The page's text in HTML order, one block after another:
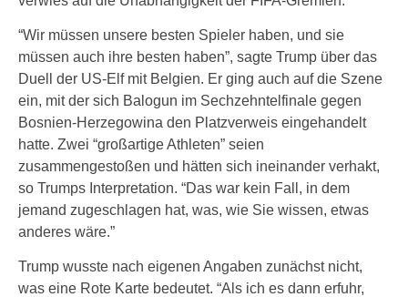
“Wir müssen unsere besten Spieler haben, und sie
müssen auch ihre besten haben”, sagte Trump über das
Duell der US-Elf mit Belgien. Er ging auch auf die Szene
ein, mit der sich Balogun im Sechzehntelfinale gegen
Bosnien-Herzegowina den Platzverweis eingehandelt
hatte. Zwei “großartige Athleten” seien
zusammengestoßen und hätten sich ineinander verhakt,
so Trumps Interpretation. “Das war kein Fall, in dem
jemand zugeschlagen hat, was, wie Sie wissen, etwas
anderes wäre.”
Trump wusste nach eigenen Angaben zunächst nicht,
was eine Rote Karte bedeutet. “Als ich es dann erfuhr,